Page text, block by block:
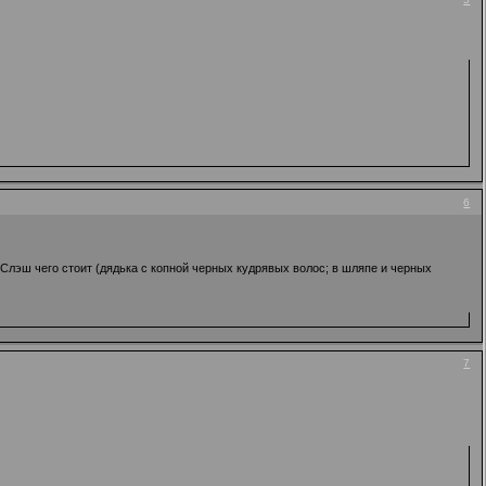
6
чего стоит (дядька с копной черных кудрявых волос; в шляпе и черных
7